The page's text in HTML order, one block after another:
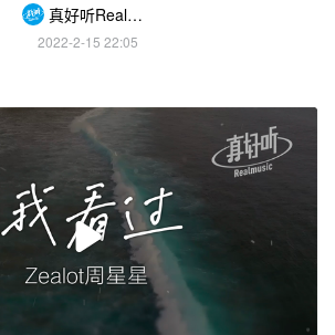
真好听Realmusic
2022-2-15 22:05